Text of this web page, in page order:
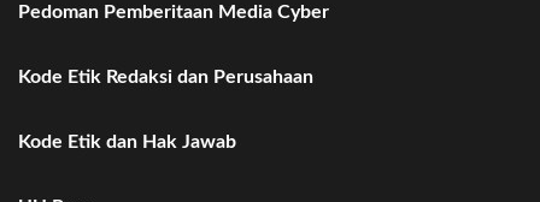
Pedoman Pemberitaan Media Cyber
Kode Etik Redaksi dan Perusahaan
Kode Etik dan Hak Jawab